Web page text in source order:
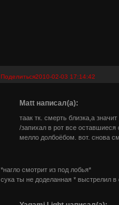
Поделиться2010-02-03 17:14:42
Matt написал(а):
таак тк. смерть близка,а
/запихал в рот все оставшиеся
мелло долбоёбом. вот. снова
*нагло смотрит из под лобья*
сука ты не доделанная * выстрелил в